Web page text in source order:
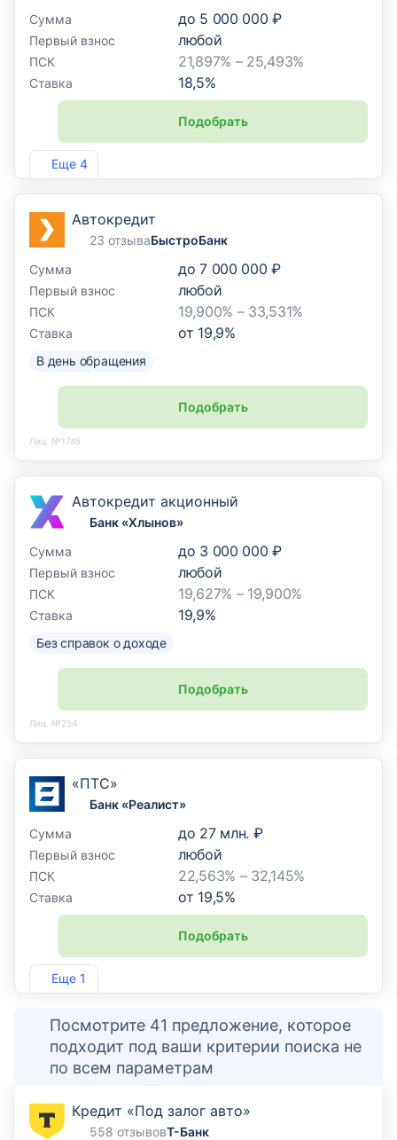
Еще 4
Сумма до 5 000 000 ₽
Первый взнос любой
ПСК 21,897% – 25,493%
Ставка 18,5%
Подобрать
Лиц. №1343
Автокредит
23 отзываБыстроБанк
Сумма
до 7 000 000 ₽
Первый взнос любой
ПСК 19,900% – 33,531%
Ставка от 19,9%
В день обращения
Подобрать
Лиц. №1745
Автокредит акционный
Банк «Хлынов»
Сумма
до 3 000 000 ₽
Первый взнос любой
ПСК 19,627% – 19,900%
Ставка 19,9%
Без справок о доходе
Подобрать
Лиц. №254
Еще 1
«ПТС»
Банк «Реалист»
Сумма
до 27 млн. ₽
Первый взнос любой
ПСК 22,563% – 32,145%
Ставка от 19,5%
Подобрать
Лиц. №2646
Посмотрите 41 предложение, которое
подходит под ваши критерии поиска не
по всем параметрам
Кредит «Под залог авто»
558 отзывовТ-Банк